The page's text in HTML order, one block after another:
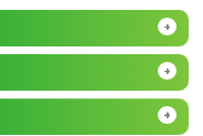
+
+
+